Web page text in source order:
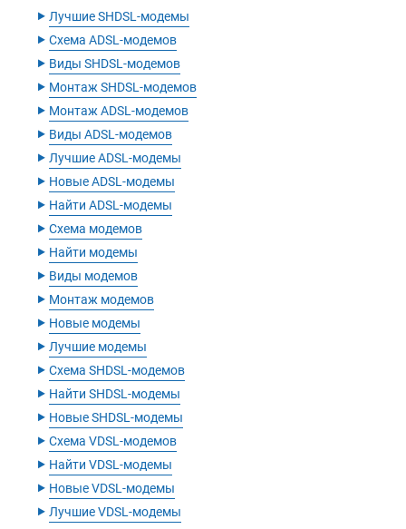
‣ Лучшие SHDSL-модемы
‣ Схема ADSL-модемов
‣ Виды SHDSL-модемов
‣ Монтаж SHDSL-модемов
‣ Монтаж ADSL-модемов
‣ Виды ADSL-модемов
‣ Лучшие ADSL-модемы
‣ Новые ADSL-модемы
‣ Найти ADSL-модемы
‣ Схема модемов
‣ Найти модемы
‣ Виды модемов
‣ Монтаж модемов
‣ Новые модемы
‣ Лучшие модемы
‣ Схема SHDSL-модемов
‣ Найти SHDSL-модемы
‣ Новые SHDSL-модемы
‣ Схема VDSL-модемов
‣ Найти VDSL-модемы
‣ Новые VDSL-модемы
‣ Лучшие VDSL-модемы